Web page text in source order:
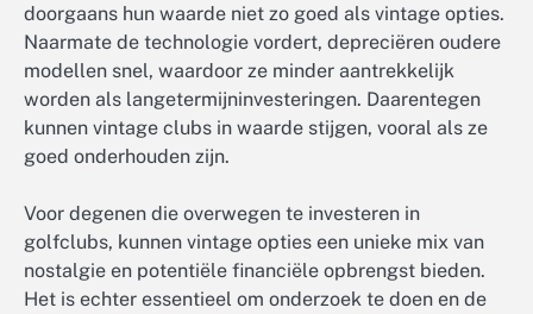
doorgaans hun waarde niet zo goed als vintage opties.
Naarmate de technologie vordert, depreciëren oudere
modellen snel, waardoor ze minder aantrekkelijk
worden als langetermijninvesteringen. Daarentegen
kunnen vintage clubs in waarde stijgen, vooral als ze
goed onderhouden zijn.
Voor degenen die overwegen te investeren in
golfclubs, kunnen vintage opties een unieke mix van
nostalgie en potentiële financiële opbrengst bieden.
Het is echter essentieel om onderzoek te doen en de